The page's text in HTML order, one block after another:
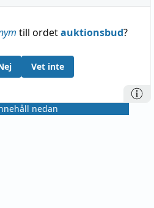
till ordetauktionsbud?
Vet inte
nedan